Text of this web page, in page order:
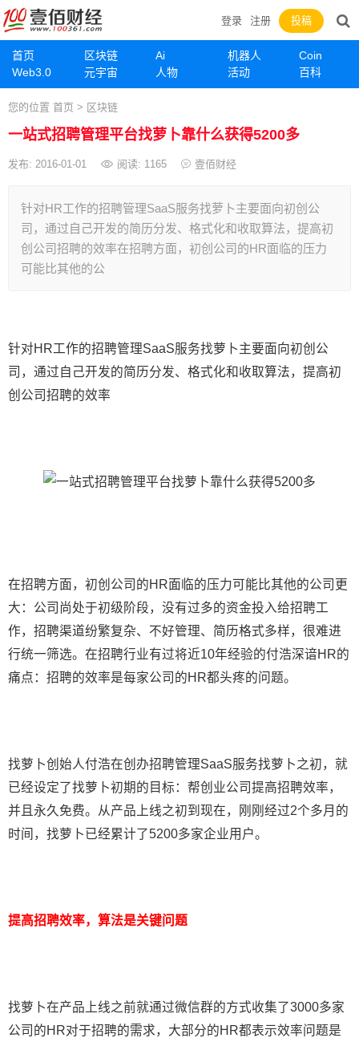
首页 区块链 Ai 机器人
Coin
Web3.0
元宇宙 人物 活动 百科
登录 注册 投稿
您的位置 首页 > 区块链
一站式招聘管理平台找萝卜靠什么获得5200多
发布: 2016-01-01 阅读: 1165 壹佰财经
针对HR工作的招聘管理SaaS服务找萝卜主要面向初创公
司，通过自己开发的简历分发、格式化和收取算法，提高初
创公司招聘的效率在招聘方面，初创公司的HR面临的压力
可能比其他的公
针对HR工作的招聘管理SaaS服务找萝卜主要面向初创公
司，通过自己开发的简历分发、格式化和收取算法，提高初
创公司招聘的效率
在招聘方面，初创公司的HR面临的压力可能比其他的公司更
大：公司尚处于初级阶段，没有过多的资金投入给招聘工
作，招聘渠道纷繁复杂、不好管理、简历格式多样，很难进
行统一筛选。在招聘行业有过将近10年经验的付浩深谙HR的
痛点：招聘的效率是每家公司的HR都头疼的问题。
找萝卜创始人付浩在创办招聘管理SaaS服务找萝卜之初，就
已经设定了找萝卜初期的目标：帮创业公司提高招聘效率，
并且永久免费。从产品上线之初到现在，刚刚经过2个多月的
时间，找萝卜已经累计了5200多家企业用户。
提高招聘效率，算法是关键问题
找萝卜在产品上线之前就通过微信群的方式收集了3000多家
公司的HR对于招聘的需求，大部分的HR都表示效率问题是